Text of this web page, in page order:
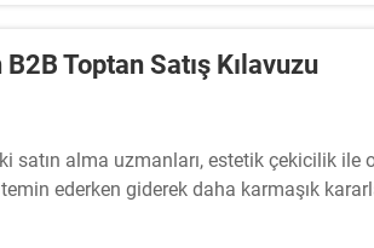
B2B Toptan Satış Kılavuzu
satın alma uzmanları, estetik çekicilik ile
ederken giderek daha karmaşık